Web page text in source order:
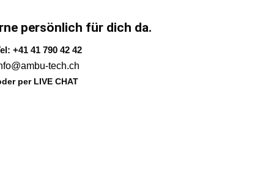
persönlich für dich da.
+41 41 790 42 42
tech.ch
per LIVE CHAT